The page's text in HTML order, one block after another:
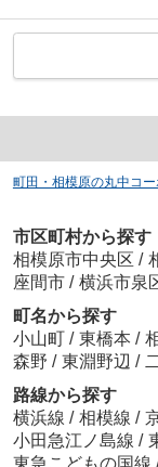
町田・相模原の丸中コ
市区町村から探す
相模原市中央区 /
座間市 / 横浜市泉
町名から探す
小山町 / 東橋本 /
森野 / 東淵野辺 /
路線から探す
横浜線 / 相模線 /
小田急江ノ島線 /
東急こどもの国線